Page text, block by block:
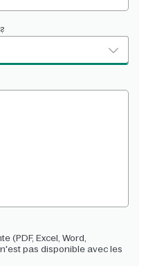
(PDF, Excel, Word,
pas disponible avec les